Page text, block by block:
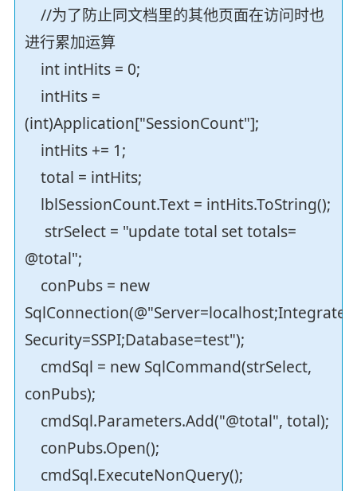
//为了防止同文档里的其他页面在访问时也
进行累加运算
int intHits = 0;
intHits =
(int)Application["SessionCount"];
intHits += 1;
total = intHits;
lblSessionCount.Text = intHits.ToString();
strSelect = "update total set totals=
@total";
conPubs = new
SqlConnection(@"Server=localhost;Integrated
Security=SSPI;Database=test");
cmdSql = new SqlCommand(strSelect,
conPubs);
cmdSql.Parameters.Add("@total", total);
conPubs.Open();
cmdSql.ExecuteNonQuery();